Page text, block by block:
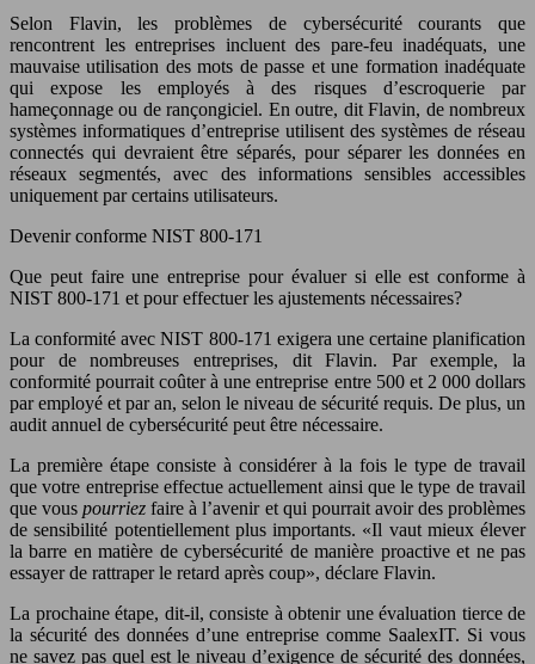
Selon Flavin, les problèmes de cybersécurité courants que
rencontrent les entreprises incluent des pare-feu inadéquats, une
mauvaise utilisation des mots de passe et une formation inadéquate
qui expose les employés à des risques d’escroquerie par
hameçonnage ou de rançongiciel. En outre, dit Flavin, de nombreux
systèmes informatiques d’entreprise utilisent des systèmes de réseau
connectés qui devraient être séparés, pour séparer les données en
réseaux segmentés, avec des informations sensibles accessibles
uniquement par certains utilisateurs.
Devenir conforme NIST 800-171
Que peut faire une entreprise pour évaluer si elle est conforme à
NIST 800-171 et pour effectuer les ajustements nécessaires?
La conformité avec NIST 800-171 exigera une certaine planification
pour de nombreuses entreprises, dit Flavin. Par exemple, la
conformité pourrait coûter à une entreprise entre 500 et 2 000 dollars
par employé et par an, selon le niveau de sécurité requis. De plus, un
audit annuel de cybersécurité peut être nécessaire.
La première étape consiste à considérer à la fois le type de travail
que votre entreprise effectue actuellement ainsi que le type de travail
que vouspourriez faire à l’avenir et qui pourrait avoir des problèmes
de sensibilité potentiellement plus importants. «Il vaut mieux élever
la barre en matière de cybersécurité de manière proactive et ne pas
essayer de rattraper le retard après coup», déclare Flavin.
La prochaine étape, dit-il, consiste à obtenir une évaluation tierce de
la sécurité des données d’une entreprise comme SaalexIT. Si vous
ne savez pas quel est le niveau d’exigence de sécurité des données,